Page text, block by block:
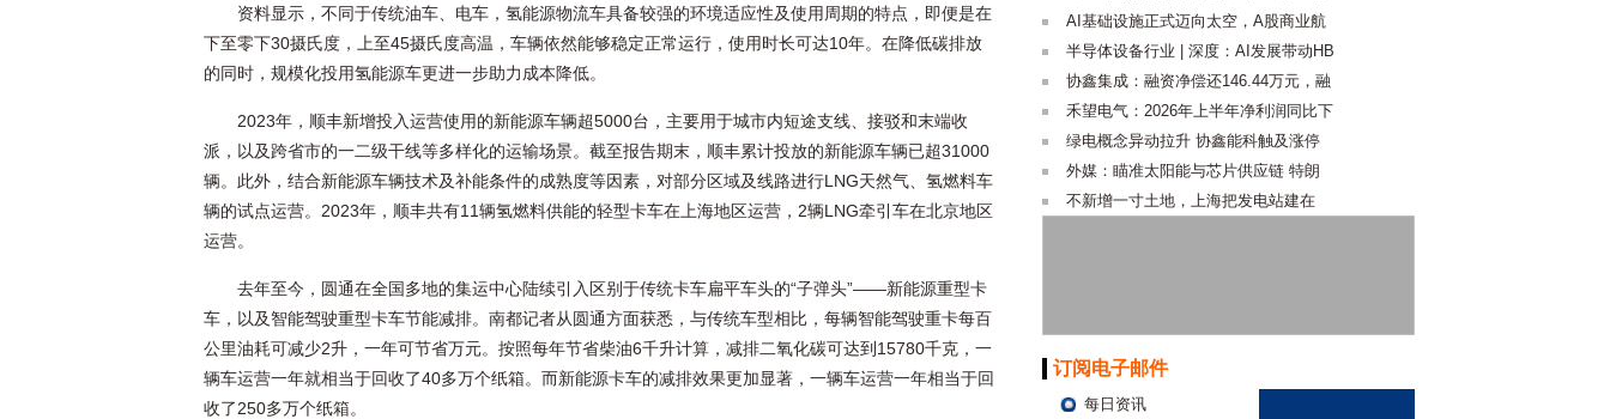
资料显示，不同于传统油车、电车，氢能源物流车具备较强的环境适应性及使用周期的特点，即便是在
下至零下30摄氏度，上至45摄氏度高温，车辆依然能够稳定正常运行，使用时长可达10年。在降低碳排放
的同时，规模化投用氢能源车更进一步助力成本降低。
2023年，顺丰新增投入运营使用的新能源车辆超5000台，主要用于城市内短途支线、接驳和末端收
派，以及跨省市的一二级干线等多样化的运输场景。截至报告期末，顺丰累计投放的新能源车辆已超31000
辆。此外，结合新能源车辆技术及补能条件的成熟度等因素，对部分区域及线路进行LNG天然气、氢燃料车
辆的试点运营。2023年，顺丰共有11辆氢燃料供能的轻型卡车在上海地区运营，2辆LNG牵引车在北京地区
运营。
去年至今，圆通在全国多地的集运中心陆续引入区别于传统卡车扁平车头的“子弹头”——新能源重型卡
车，以及智能驾驶重型卡车节能减排。南都记者从圆通方面获悉，与传统车型相比，每辆智能驾驶重卡每百
公里油耗可减少2升，一年可节省万元。按照每年节省柴油6千升计算，减排二氧化碳可达到15780千克，一
辆车运营一年就相当于回收了40多万个纸箱。而新能源卡车的减排效果更加显著，一辆车运营一年相当于回
收了250多万个纸箱。
AI基础设施正式迈向太空，A股商业航
半导体设备行业 | 深度：AI发展带动HB
协鑫集成：融资净偿还146.44万元，融
禾望电气：2026年上半年净利润同比下
绿电概念异动拉升 协鑫能科触及涨停
外媒：瞄准太阳能与芯片供应链 特朗
不新增一寸土地，上海把发电站建在
订阅电子邮件
每日资讯